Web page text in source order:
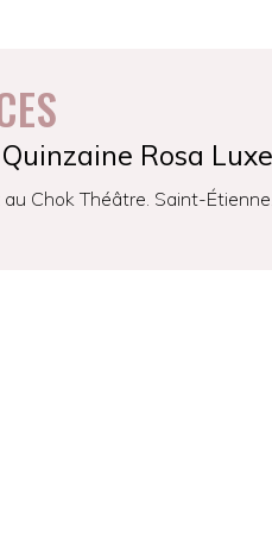
Rosa
au Chok Théâtre. Saint-Étienne.